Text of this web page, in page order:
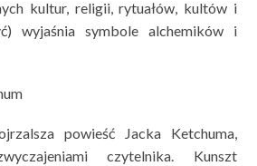
kultur, religii, rytuałów, kultów i
wyjaśnia symbole alchemików i
powieść Jacka Ketchuma,
czytelnika. Kunszt